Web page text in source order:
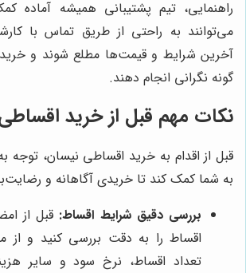
راهنمایی، تیم پشتیبانی همیشه آماده
می‌توانند به راحتی از طریق تماس با
آخرین شرایط و قیمت‌ها مطلع شوند و
گونه نگرانی انجام دهند.
نکات مهم قبل از خرید
قبل از اقدام به خرید اقساطی نیسان، توجه
به شما کمک کند تا خریدی آگاهانه و
بررسی دقیق شرایط اقساط: قبل از
اقساط را به دقت بررسی کنید و از
تعداد اقساط، نرخ سود و سایر